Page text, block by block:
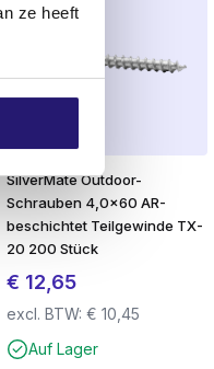
ze heeft
SilverMate Outdoor-
Schrauben 4,0×60 AR-
beschichtet Teilgewinde TX-
20 200 Stück
€ 12,65
excl. BTW: € 10,45
Auf Lager